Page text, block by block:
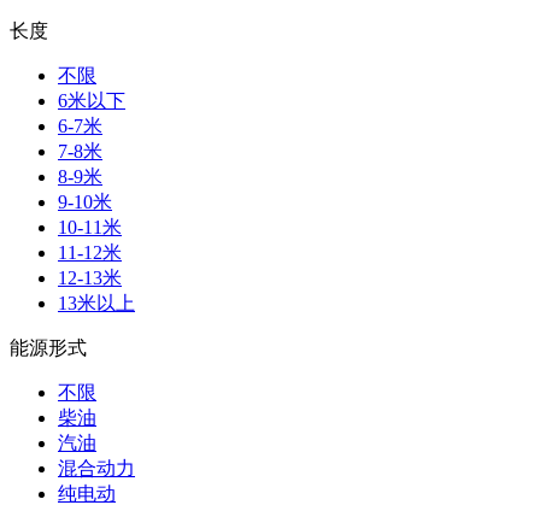
长度
不限
6米以下
6-7米
7-8米
8-9米
9-10米
10-11米
11-12米
12-13米
13米以上
能源形式
不限
柴油
汽油
混合动力
纯电动